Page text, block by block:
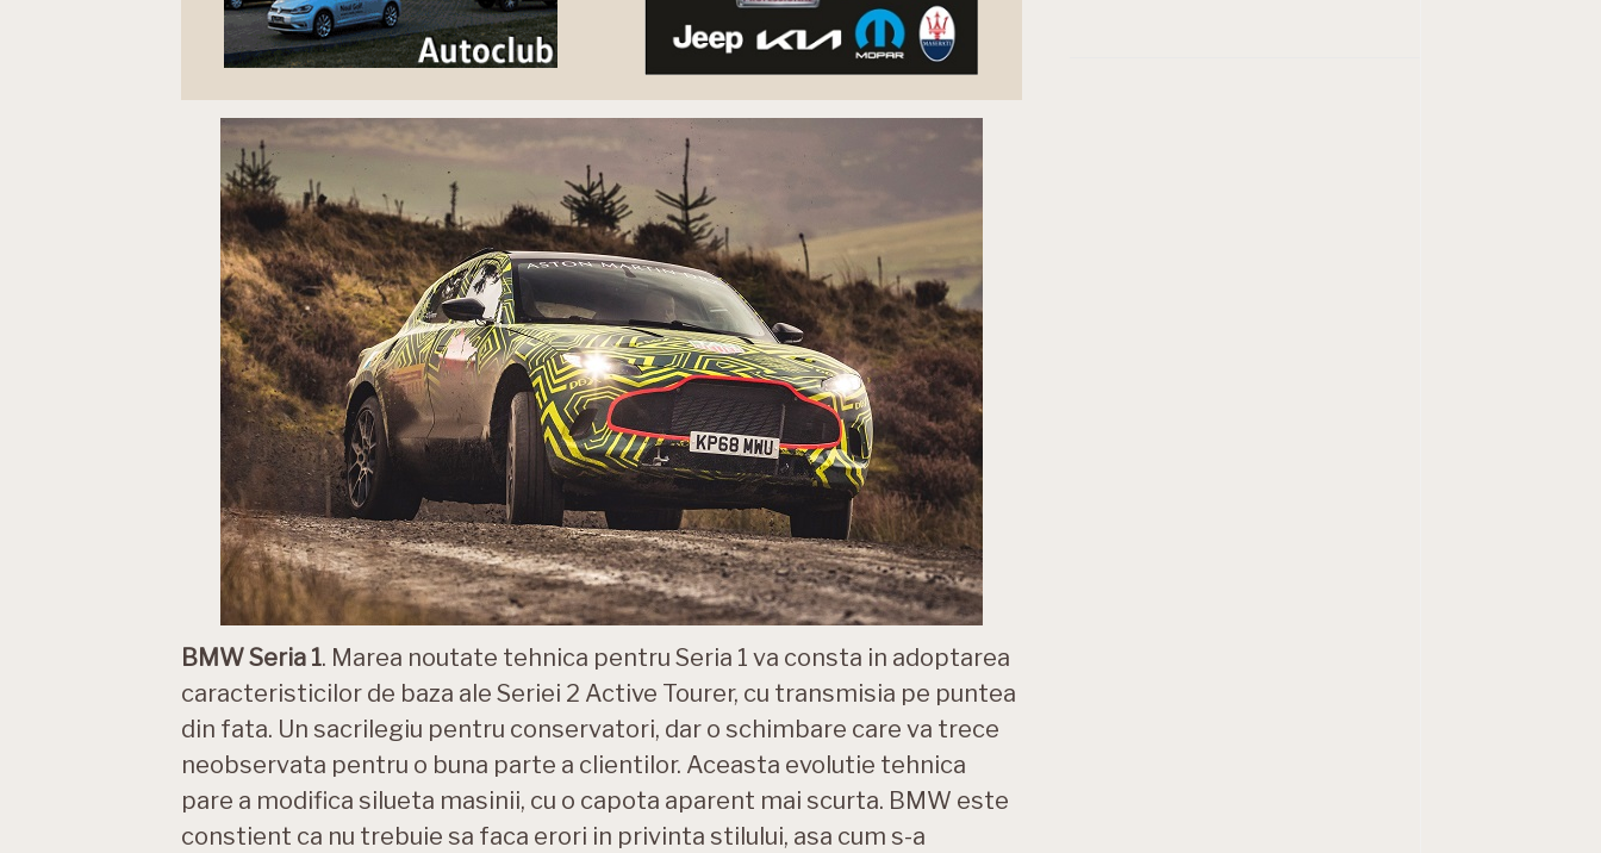
BMW Seria 1. Marea noutate tehnica pentru Seria 1 va consta in adoptarea
caracteristicilor de baza ale Seriei 2 Active Tourer, cu transmisia pe puntea
din fata. Un sacrilegiu pentru conservatori, dar o schimbare care va trece
neobservata pentru o buna parte a clientilor. Aceasta evolutie tehnica
pare a modifica silueta masinii, cu o capota aparent mai scurta. BMW este
constient ca nu trebuie sa faca erori in privinta stilului, asa cum s-a